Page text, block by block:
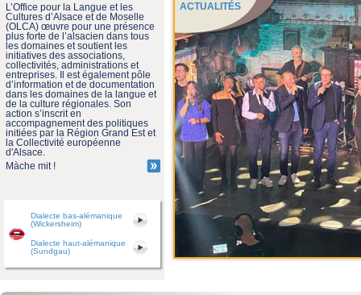
L’Office pour la Langue et les
Cultures d’Alsace et de Moselle
(OLCA) œuvre pour une présence
plus forte de l’alsacien dans tous
les domaines et soutient les
initiatives des associations,
collectivités, administrations et
entreprises. Il est également pôle
d’information et de documentation
dans les domaines de la langue et
de la culture régionales. Son
action s’inscrit en
accompagnement des politiques
initiées par la Région Grand Est et
la Collectivité européenne
d'Alsace.
Màche mit !
Dialecte bas-alémanique
(Wickersheim)
Dialecte haut-alémanique
(Sundgau)
ACTUALITÉS